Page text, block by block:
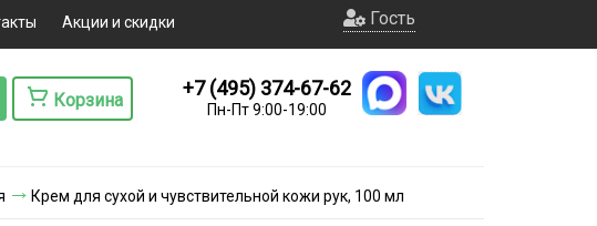
Акции и скидки Гость
Корзина
+7 (495) 374-67-62
Пн-Пт 9:00-19:00
Крем для сухой и чувствительной кожи рук, 100 мл